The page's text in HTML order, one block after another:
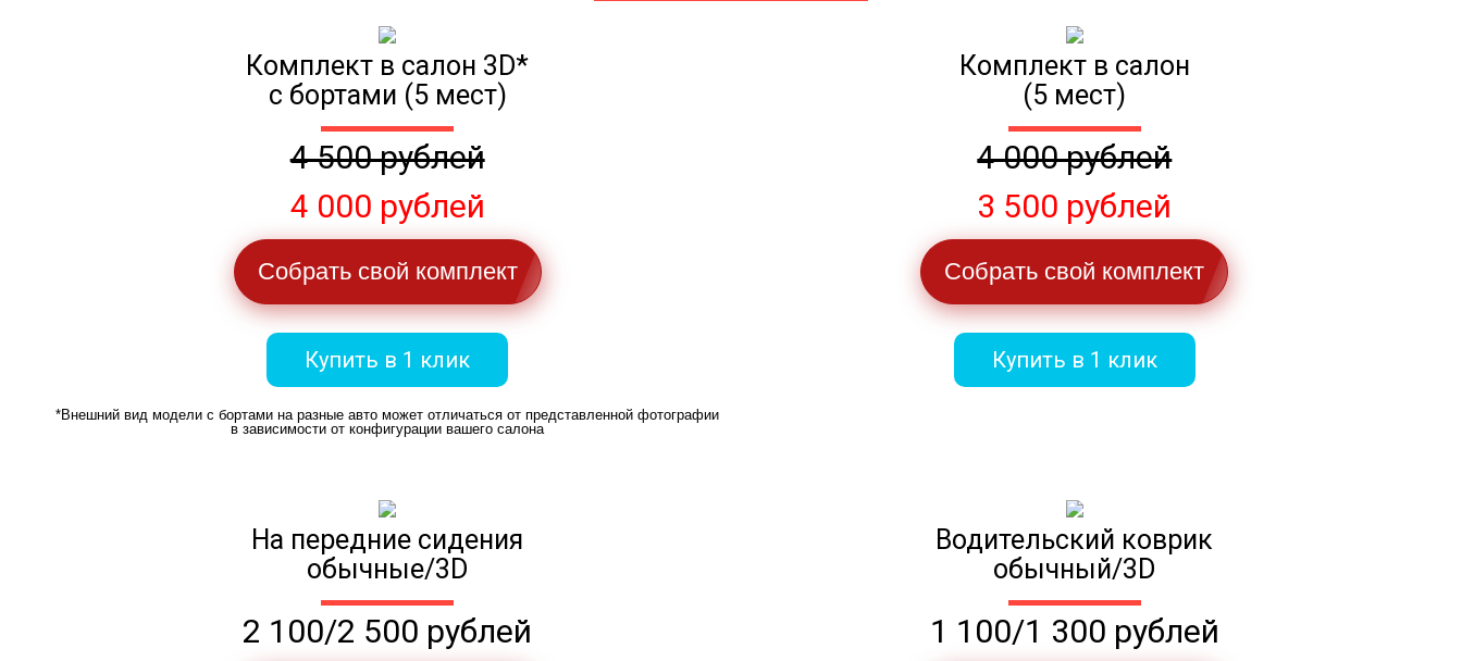
Комплект в салон 3D*
с бортами (5 мест)
4 500 рублей
4 000 рублей
Собрать свой комплект
Купить в 1 клик
*Внешний вид модели с бортами на разные авто может отличаться от представленной фотографии
в зависимости от конфигурации вашего салона
Комплект в салон
(5 мест)
4 000 рублей
3 500 рублей
Собрать свой комплект
Купить в 1 клик
На передние сидения
обычные/3D
2 100/2 500 рублей
Водительский коврик
обычный/3D
1 100/1 300 рублей